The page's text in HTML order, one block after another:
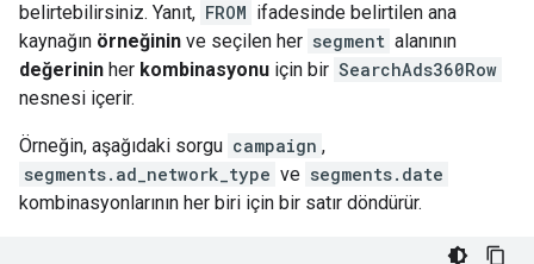
belirtebilirsiniz. Yanıt, FROM ifadesinde belirtilen ana
kaynağın örneğinin ve seçilen her segment alanının
değerinin her kombinasyonu için bir SearchAds360Row
nesnesi içerir.
Örneğin, aşağıdaki sorgu campaign ,
segments.ad_network_type ve segments.date
kombinasyonlarının her biri için bir satır döndürür.